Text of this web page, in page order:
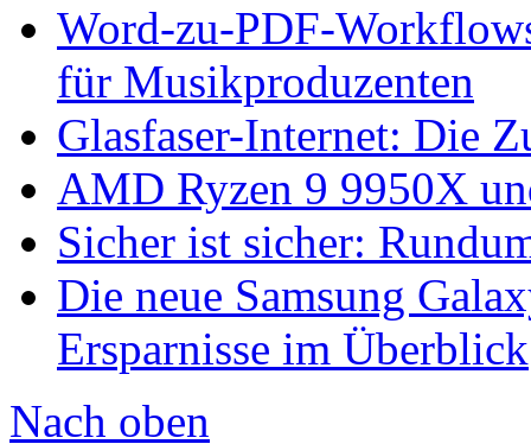
Word-zu-PDF-
für Musikproduzenten
Glasfaser-Internet: Die
AMD Ryzen 9 9950X
Sicher ist sicher:
Die neue Samsung
Ersparnisse im Überblick
Nach oben